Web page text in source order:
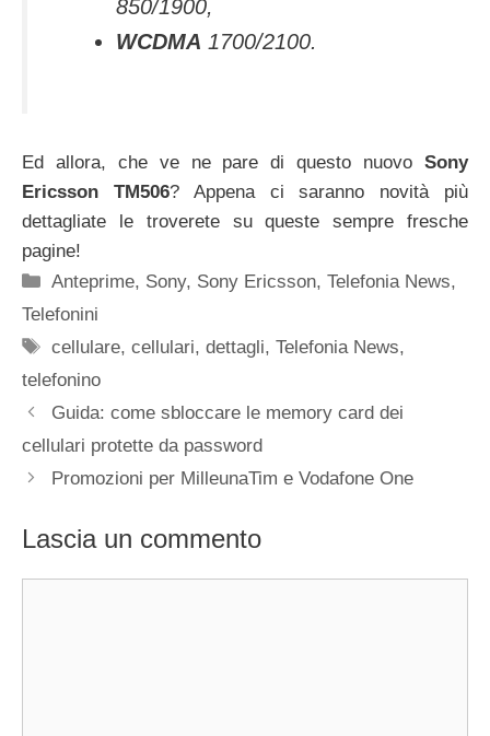
850/1900,
WCDMA 1700/2100.
Ed allora, che ve ne pare di questo nuovo Sony
Ericsson TM506? Appena ci saranno novità più
dettagliate le troverete su queste sempre fresche
pagine!
Categorie
Anteprime, Sony, Sony Ericsson,Telefonia News,
Telefonini
Tag
cellulare,cellulari,dettagli,Telefonia News,
telefonino
Guida: come sbloccare le memory card dei
cellulari protette da password
Promozioni per MilleunaTim e Vodafone One
Lascia un commento